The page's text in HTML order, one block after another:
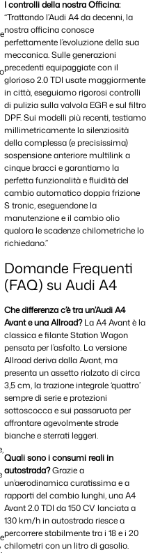
I controlli della nostra Officina:
“Trattando l’Audi A4 da decenni, la
nostra officina conosce
perfettamente l’evoluzione della sua
meccanica. Sulle generazioni
precedenti equipaggiate con il
glorioso 2.0 TDI usate maggiormente
in città, eseguiamo rigorosi controlli
di pulizia sulla valvola EGR e sul filtro
DPF. Sui modelli più recenti, testiamo
millimetricamente la silenziosità
della complessa (e precisissima)
sospensione anteriore multilink a
cinque bracci e garantiamo la
perfetta funzionalità e fluidità del
cambio automatico doppia frizione
S tronic, eseguendone la
manutenzione e il cambio olio
qualora le scadenze chilometriche lo
richiedano.”
Domande Frequenti
(FAQ) su Audi A4
Che differenza c’è tra un’Audi A4
Avant e una Allroad?La A4 Avant è la
classica e filante Station Wagon
pensata per l’asfalto. La versione
Allroad deriva dalla Avant, ma
presenta un assetto rialzato di circa
3,5 cm, la trazione integrale ‘quattro’
sempre di serie e protezioni
sottoscocca e sui passaruota per
affrontare agevolmente strade
bianche e sterrati leggeri.
Quali sono i consumi reali in
autostrada?Grazie a
un’aerodinamica curatissima e a
rapporti del cambio lunghi, una A4
Avant 2.0 TDI da 150 CV lanciata a
130 km/h in autostrada riesce a
percorrere stabilmente tra i 18 e i 20
chilometri con un litro di gasolio.